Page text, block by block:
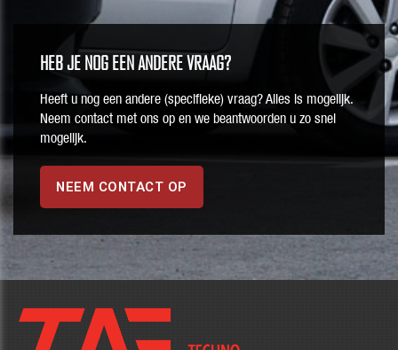
HEB JE NOG EEN ANDERE VRAAG?
Heeft u nog een andere (specifieke) vraag? Alles is mogelijk.
Neem contact met ons op en we beantwoorden u zo snel
mogelijk.
NEEM CONTACT OP